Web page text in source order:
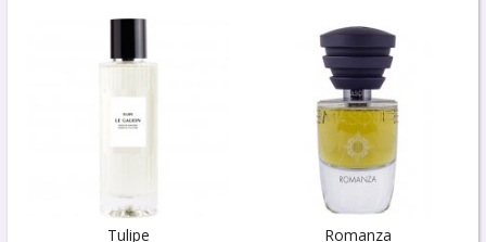
Tulipe Romanza